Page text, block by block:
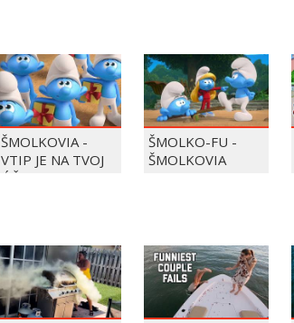
ŠMOLKOVIA -
VTIP JE NA TVOJ
ÚČET
ŠMOLKO-FU -
ŠMOLKOVIA